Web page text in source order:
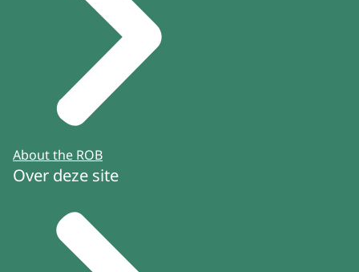
About the ROB
Over deze site